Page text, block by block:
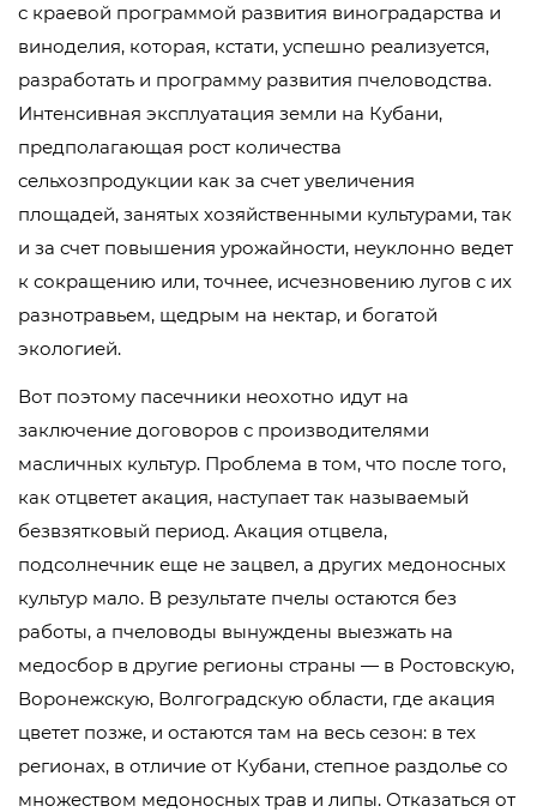
с краевой программой развития виноградарства и
виноделия, которая, кстати, успешно реализуется,
разработать и программу развития пчеловодства.
Интенсивная эксплуатация земли на Кубани,
предполагающая рост количества
сельхозпродукции как за счет увеличения
площадей, занятых хозяйственными культурами, так
и за счет повышения урожайности, неуклонно ведет
к сокращению или, точнее, исчезновению лугов с их
разнотравьем, щедрым на нектар, и богатой
экологией.
Вот поэтому пасечники неохотно идут на
заключение договоров с производителями
масличных культур. Проблема в том, что после того,
как отцветет акация, наступает так называемый
безвзятковый период. Акация отцвела,
подсолнечник еще не зацвел, а других медоносных
культур мало. В результате пчелы остаются без
работы, а пчеловоды вынуждены выезжать на
медосбор в другие регионы страны — в Ростовскую,
Воронежскую, Волгоградскую области, где акация
цветет позже, и остаются там на весь сезон: в тех
регионах, в отличие от Кубани, степное раздолье со
множеством медоносных трав и липы. Отказаться от